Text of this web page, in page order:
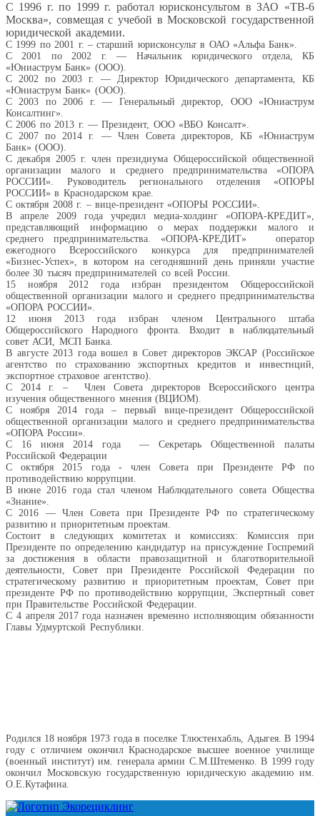
С 1996 г. по 1999 г. работал юрисконсультом в ЗАО «ТВ-6
Москва», совмещая с учебой в Московской государственной
юридической академии.
С 1999 по 2001 г. – старший юрисконсульт в ОАО «Альфа Банк».
С 2001 по 2002 г. — Начальник юридического отдела, КБ
«Юниаструм Банк» (ООО).
С 2002 по 2003 г. — Директор Юридического департамента, КБ
«Юниаструм Банк» (ООО).
С 2003 по 2006 г. — Генеральный директор, ООО «Юниаструм
Консалтинг».
С 2006 по 2013 г. — Президент, ООО «ВБО Консалт».
С 2007 по 2014 г. — Член Совета директоров, КБ «Юниаструм
Банк» (ООО).
С декабря 2005 г. член президиума Общероссийской общественной
организации малого и среднего предпринимательства «ОПОРА
РОССИИ». Руководитель регионального отделения «ОПОРЫ
РОССИИ» в Краснодарском крае.
С октября 2008 г. – вице-президент «ОПОРЫ РОССИИ».
В апреле 2009 года учредил медиа-холдинг «ОПОРА-КРЕДИТ»,
представляющий информацию о мерах поддержки малого и
среднего предпринимательства. «ОПОРА-КРЕДИТ» оператор
ежегодного Всероссийского конкурса для предпринимателей
«Бизнес-Успех», в котором на сегодняшний день приняли участие
более 30 тысяч предпринимателей со всей России.
15 ноября 2012 года избран президентом Общероссийской
общественной организации малого и среднего предпринимательства
«ОПОРА РОССИИ».
12 июня 2013 года избран членом Центрального штаба
Общероссийского Народного фронта. Входит в наблюдательный
совет АСИ, МСП Банка.
В августе 2013 года вошел в Совет директоров ЭКСАР (Российское
агентство по страхованию экспортных кредитов и инвестиций,
экспортное страховое агентство).
С 2014 г. – Член Совета директоров Всероссийского центра
изучения общественного мнения (ВЦИОМ).
С ноября 2014 года – первый вице-президент Общероссийской
общественной организации малого и среднего предпринимательства
«ОПОРА России».
С 16 июня 2014 года — Секретарь Общественной палаты
Российской Федерации
С октября 2015 года - член Совета при Президенте РФ по
противодействию коррупции.
В июне 2016 года стал членом Наблюдательного совета Общества
«Знание».
С 2016 — Член Совета при Президенте РФ по стратегическому
развитию и приоритетным проектам.
Состоит в следующих комитетах и комиссиях: Комиссия при
Президенте по определению кандидатур на присуждение Госпремий
за достижения в области правозащитной и благотворительной
деятельности, Совет при Президенте Российской Федерации по
стратегическому развитию и приоритетным проектам, Совет при
президенте РФ по противодействию коррупции, Экспертный совет
при Правительстве Российской Федерации.
С 4 апреля 2017 года назначен временно исполняющим обязанности
Главы Удмуртской Республики.
Родился 18 ноября 1973 года в поселке Тлюстенхабль, Адыгея. В 1994
году с отличием окончил Краснодарское высшее военное училище
(военный институт) им. генерала армии С.М.Штеменко. В 1999 году
окончил Московскую государственную юридическую академию им.
О.Е.Кутафина.